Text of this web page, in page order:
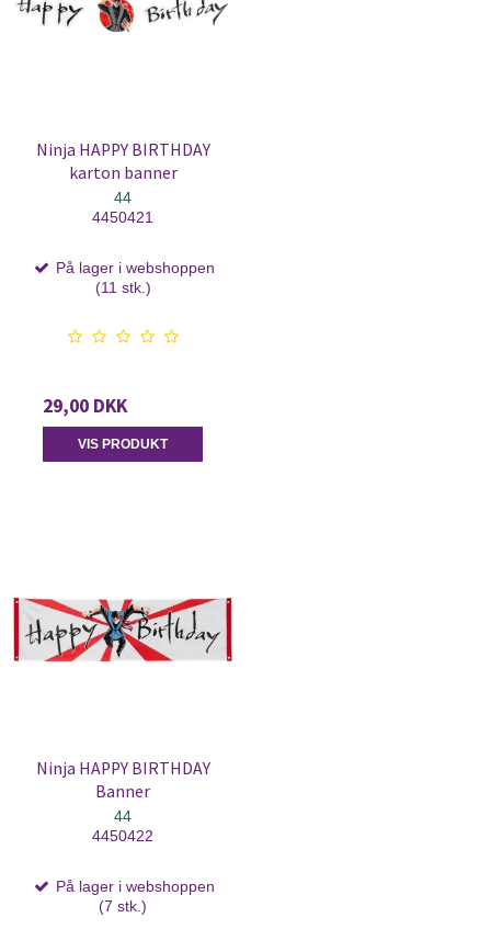
Ninja HAPPY BIRTHDAY
karton banner
44
4450421
På lager i webshoppen
(11 stk.)
29,00 DKK
VIS PRODUKT
Ninja HAPPY BIRTHDAY
Banner
44
4450422
På lager i webshoppen
(7 stk.)